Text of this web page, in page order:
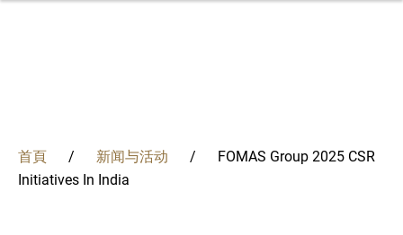
集团
FOMAS集团是一家源自意大利的跨国公司，专业生产锻
我们的解决方案结合了经验和创新，提供适合世界各地各
深厚的冶金知识和创新使我们能够改变我们的流程，保证
不断评估我们对经济、环境和人们的影响，承诺指引我们
我们在多元文化、创新和激励人心的工作环境中促进员工
首頁 新闻与活动
FOMAS Group 2025 CSR
Initiatives In India